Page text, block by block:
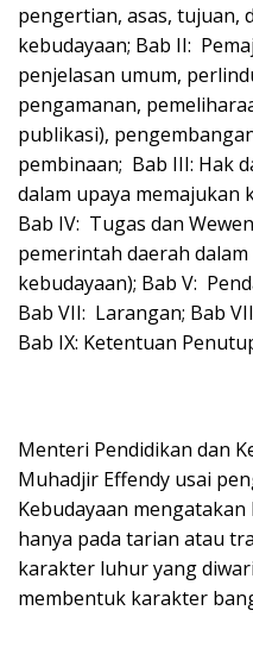
pengertian, asas, tujuan,
kebudayaan; Bab II:
penjelasan umum,
pengamanan,
publikasi),
pembinaan; Bab III: Hak
dalam upaya memajukan
Bab IV: Tugas dan
pemerintah daerah
kebudayaan); Bab V:
Bab VII: Larangan; Bab
Bab IX: Ketentuan
Menteri Pendidikan dan
Muhadjir Effendy usai
Kebudayaan
hanya pada tarian atau
karakter luhur yang
membentuk karakter